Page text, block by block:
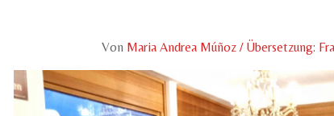
Von Maria Andrea Múñoz / Übersetzung: